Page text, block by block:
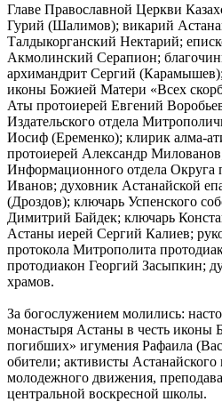
Главе Православной Церкви
Гурий (Шалимов); викарий
Талдыкорганский Нектарий;
Акмолинский Серапион;
архимандрит Сергий (Карамышев);
иконы Божией Матери «Всех
Аты протоиерей Евгений
Издательского отдела
Иосиф (Еременко); клирик алма-
протоиерей Александр
Информационного отдела Округа
Иванов; духовник Астанайской
(Дроздов); ключарь Успенского
Димитрий Байдек; ключарь
Астаны иерей Сергий Калиев;
протокола Митрополита
протодиакон Георгий Засыпкин;
храмов.
За богослужением молились:
монастыря Астаны в честь иконы
погибших» игумения Рафаила
обители; активисты Астанайского
молодежного движения,
центральной воскресной школы.